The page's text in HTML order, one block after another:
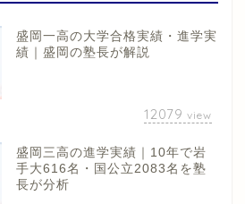
盛岡一高の大学合格実績・進学実
績｜盛岡の塾長が解説
12079 view
盛岡三高の進学実績｜10年で岩
手大616名・国公立2083名を塾
長が分析